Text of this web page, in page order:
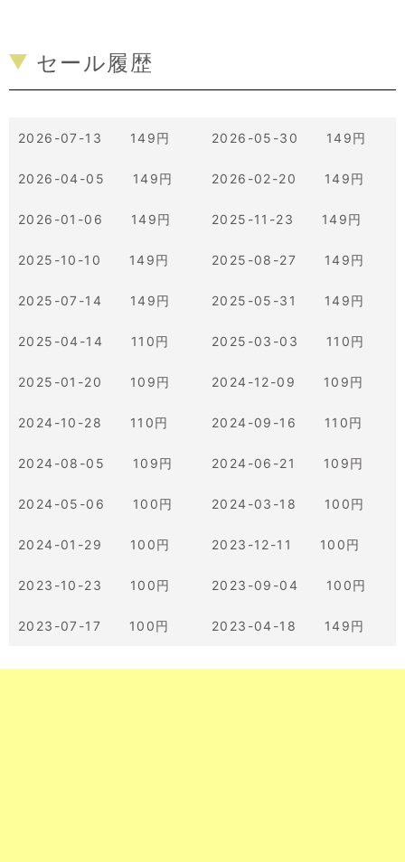
セール履歴
2026-07-13 149円 2026-05-30 149円
2026-04-05 149円 2026-02-20 149円
2026-01-06 149円 2025-11-23 149円
2025-10-10 149円 2025-08-27 149円
2025-07-14 149円 2025-05-31 149円
2025-04-14 110円 2025-03-03 110円
2025-01-20 109円 2024-12-09 109円
2024-10-28 110円 2024-09-16 110円
2024-08-05 109円 2024-06-21 109円
2024-05-06 100円 2024-03-18 100円
2024-01-29 100円 2023-12-11 100円
2023-10-23 100円 2023-09-04 100円
2023-07-17 100円 2023-04-18 149円